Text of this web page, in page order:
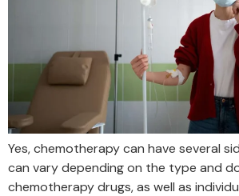
Yes, chemotherapy can have several
can vary depending on the type and
chemotherapy drugs, as well as